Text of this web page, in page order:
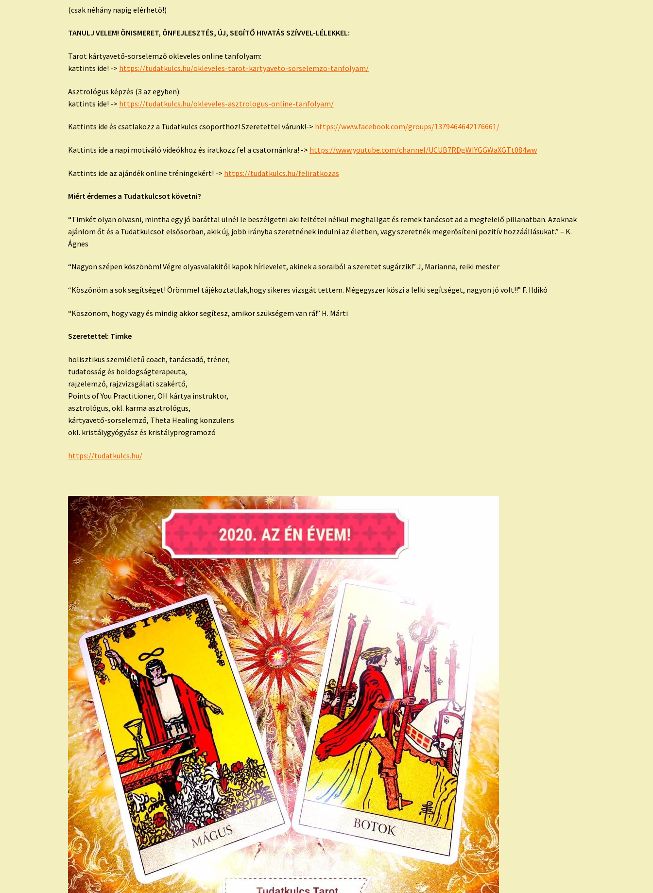
(csak néhány napig elérhető!)
TANULJ VELEM! ÖNISMERET, ÖNFEJLESZTÉS, ÚJ, SEGÍTŐ HIVATÁS SZÍVVEL-LÉLEKKEL:
Tarot kártyavető-sorselemző okleveles online tanfolyam:
kattints ide! -> https://tudatkulcs.hu/okleveles-tarot-kartyaveto-sorselemzo-tanfolyam/
Asztrológus képzés (3 az egyben):
kattints ide! -> https://tudatkulcs.hu/okleveles-asztrologus-online-tanfolyam/
Kattints ide és csatlakozz a Tudatkulcs csoporthoz! Szeretettel várunk!-> https://www.facebook.com/groups/1379464642176661/
Kattints ide a napi motiváló videókhoz és iratkozz fel a csatornánkra! -> https://www.youtube.com/channel/UCUB7RDgWIYGGWaXGTt084ww
Kattints ide az ajándék online tréningekért! -> https://tudatkulcs.hu/feliratkozas
Miért érdemes a Tudatkulcsot követni?
“Timkét olyan olvasni, mintha egy jó baráttal ülnél le beszélgetni aki feltétel nélkül meghallgat és remek tanácsot ad a megfelelő pillanatban. Azoknak
ajánlom őt és a Tudatkulcsot elsősorban, akik új, jobb irányba szeretnének indulni az életben, vagy szeretnék megerősíteni pozitív hozzáállásukat.” – K.
Ágnes
“Nagyon szépen köszönöm! Végre olyasvalakitől kapok hírlevelet, akinek a soraiból a szeretet sugárzik!” J, Marianna, reiki mester
“Köszönöm a sok segítséget! Örömmel tájékoztatlak,hogy sikeres vizsgát tettem. Mégegyszer köszi a lelki segítséget, nagyon jó volt!!” F. Ildikó
“Köszönöm, hogy vagy és mindig akkor segítesz, amikor szükségem van rá!” H. Márti
Szeretettel: Timke
holisztikus szemléletű coach, tanácsadó, tréner,
tudatosság és boldogságterapeuta,
rajzelemző, rajzvizsgálati szakértő,
Points of You Practitioner, OH kártya instruktor,
asztrológus, okl. karma asztrológus,
kártyavető-sorselemző, Theta Healing konzulens
okl. kristálygyógyász és kristályprogramozó
https://tudatkulcs.hu/